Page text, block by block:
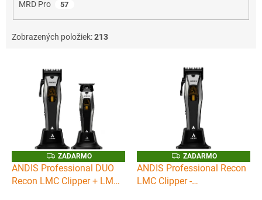
MRD Pro 57
Zobrazených položiek:213
Z
A
D
A
ZADARMO
ANDIS Professional DUO
Recon LMC Clipper + LMT
Z
A
D
A
ZADARMO
ANDIS Professional Recon
LMC Clipper -